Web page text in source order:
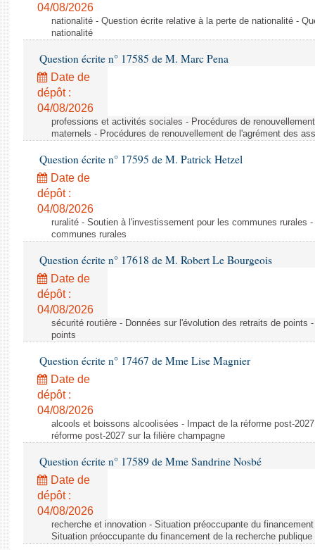
Comptes rendus des débats
04/08/2026
nationalité - Question écrite relative à la perte de nationalité -
nationalité
Question écrite n° 17585 de M. Marc Pena
Date de
dépôt :
04/08/2026
professions et activités sociales - Procédures de
maternels - Procédures de renouvellement de l'agrément des
Question écrite n° 17595 de M. Patrick Hetzel
Date de
dépôt :
04/08/2026
ruralité - Soutien à l'investissement pour les communes rurales
communes rurales
Question écrite n° 17618 de M. Robert Le Bourgeois
Date de
dépôt :
04/08/2026
sécurité routière - Données sur l'évolution des retraits de points
points
Question écrite n° 17467 de Mme Lise Magnier
Date de
dépôt :
04/08/2026
alcools et boissons alcoolisées - Impact de la réforme post-
réforme post-2027 sur la filière champagne
Question écrite n° 17589 de Mme Sandrine Nosbé
Date de
dépôt :
04/08/2026
recherche et innovation - Situation préoccupante du
Situation préoccupante du financement de la recherche publique